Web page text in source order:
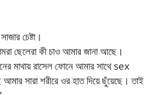
চেষ্টা।
ছেলেরা কী চাও আমার জানা আছে।
মাথায় রাসেল ফোনে আমার সাথে sex
সারা শরীরে ওর হাত দিয়ে ছুঁয়েছে। তাই